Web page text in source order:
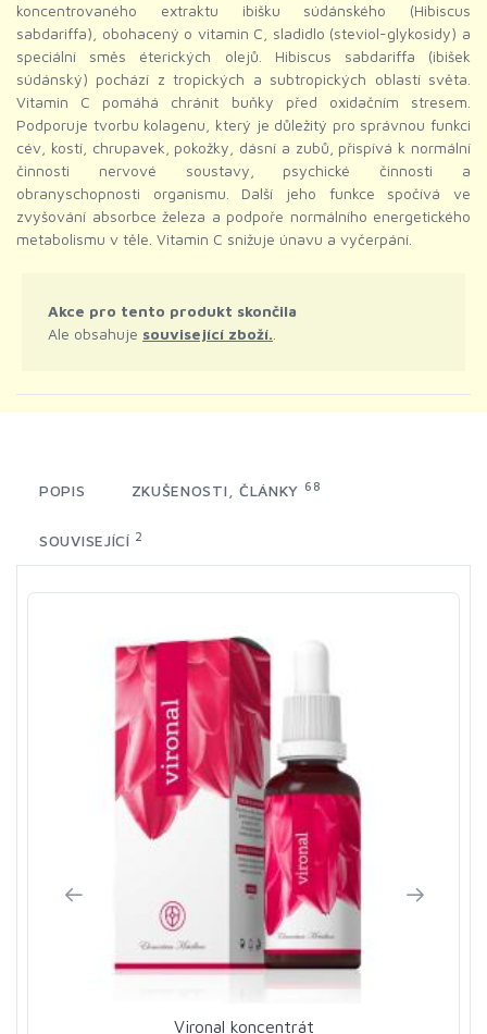
koncentrovaného extraktu ibišku súdánského (Hibiscus
sabdariffa), obohacený o vitamin C, sladidlo (steviol-glykosidy) a
speciální směs éterických olejů. Hibiscus sabdariffa (ibišek
súdánský) pochází z tropických a subtropických oblastí světa.
Vitamin C pomáhá chránit buňky před oxidačním stresem.
Podporuje tvorbu kolagenu, který je důležitý pro správnou funkci
cév, kostí, chrupavek, pokožky, dásní a zubů, přispívá k normální
činnosti nervové soustavy, psychické činnosti a
obranyschopnosti organismu. Další jeho funkce spočívá ve
zvyšování absorbce železa a podpoře normálního energetického
metabolismu v těle. Vitamin C snižuje únavu a vyčerpání.
Akce pro tento produkt skončila
Ale obsahuje související zboží.
POPIS ZKUŠENOSTI, ČLÁNKY 68
SOUVISEJÍCÍ 2
Vironal koncentrát